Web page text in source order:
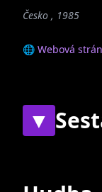
Česko , 1985
🌐 Webová
▼